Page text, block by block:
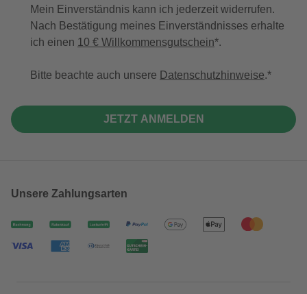
Mein Einverständnis kann ich jederzeit widerrufen.
Nach Bestätigung meines Einverständnisses erhalte
ich einen 10 € Willkommensgutschein*.
Bitte beachte auch unsere Datenschutzhinweise.
JETZT ANMELDEN
Unsere Zahlungsarten